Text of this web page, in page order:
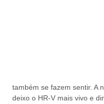
também se fazem sentir. A
deixo o HR-V mais vivo e